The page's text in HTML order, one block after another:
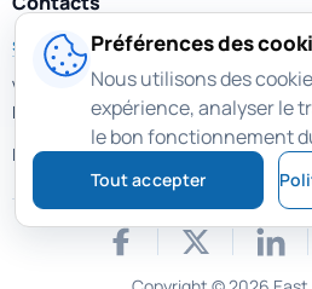
support@magicuneraser.com
Velyka Vasylkivska street, 77a
Kyiv, Ukraine
Plus de contacts >
Préférences des
Nous utilisons des
expérience, analyser le
le bon fonctionnement
Tout accepter